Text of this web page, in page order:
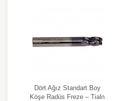
Dört Ağız Standart Boy
Köşe Radüs Freze – Tialn